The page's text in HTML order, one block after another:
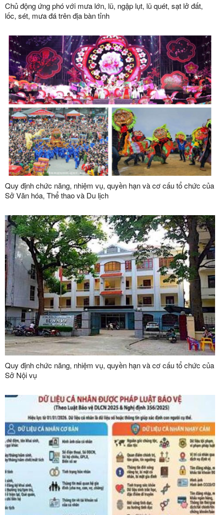
Chủ động ứng phó với mưa lớn, lũ, ngập lụt, lũ quét, sạt lở đất,
lốc, sét, mưa đá trên địa bàn tỉnh
Quy định chức năng, nhiệm vụ, quyền hạn và cơ cấu tổ chức của
Sở Văn hóa, Thể thao và Du lịch
Quy định chức năng, nhiệm vụ, quyền hạn và cơ cấu tổ chức của
Sở Nội vụ